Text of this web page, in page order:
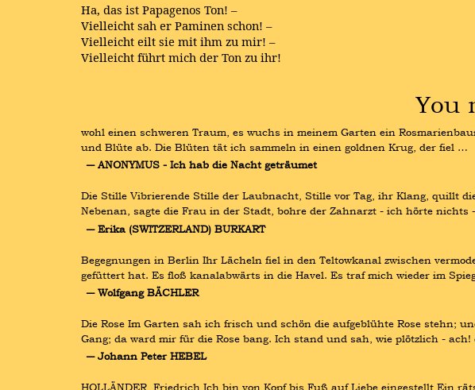
Ha, das ist Papagenos Ton! –
Vielleicht sah er Paminen schon! –
Vielleicht eilt sie mit ihm zu mir! –
Vielleicht führt mich der Ton zu ihr!
You
wohl einen schweren Traum, es wuchs in meinem Garten ein
und Blüte ab. Die Blüten tät ich sammeln in einen goldnen Krug, der fiel …
― ANONYMUS - Ich hab die Nacht geträumet
Die Stille Vibrierende Stille der Laubnacht, Stille vor Tag, ihr Klang, quillt
Nebenan, sagte die Frau in der Stadt, bohre der Zahnarzt - ich hörte
― Erika (SWITZERLAND) BURKART
Begegnungen in Berlin Ihr Lächeln fiel in den Teltowkanal zwischen
gefüttert hat. Es floß kanalabwärts in die Havel. Es traf mich wieder im
― Wolfgang BÄCHLER
Die Rose Im Garten sah ich frisch und schön die aufgeblühte Rose stehn;
Gang; da ward mir für die Rose bang. Ich stand und sah, wie plötzlich -
― Johann Peter HEBEL
HOLLÄNDER, Friedrich Ich bin von Kopf bis Fuß auf Liebe eingestellt Ein